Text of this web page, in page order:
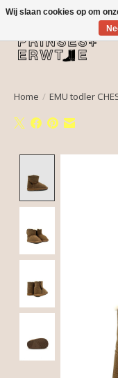
Home / EMU todler
Wij slaan cookies op om